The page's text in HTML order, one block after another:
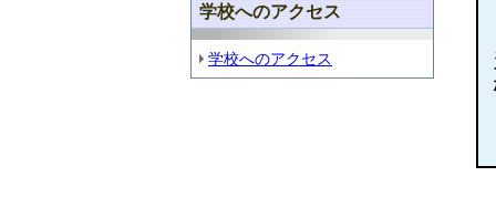
学校へのアクセス
学校へのアクセス